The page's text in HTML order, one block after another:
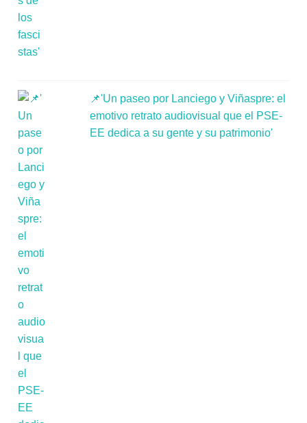
📌'Un paseo por Lanciego y Viñaspre: el
emotivo retrato audiovisual que el PSE-
EE dedica a su gente y su patrimonio'